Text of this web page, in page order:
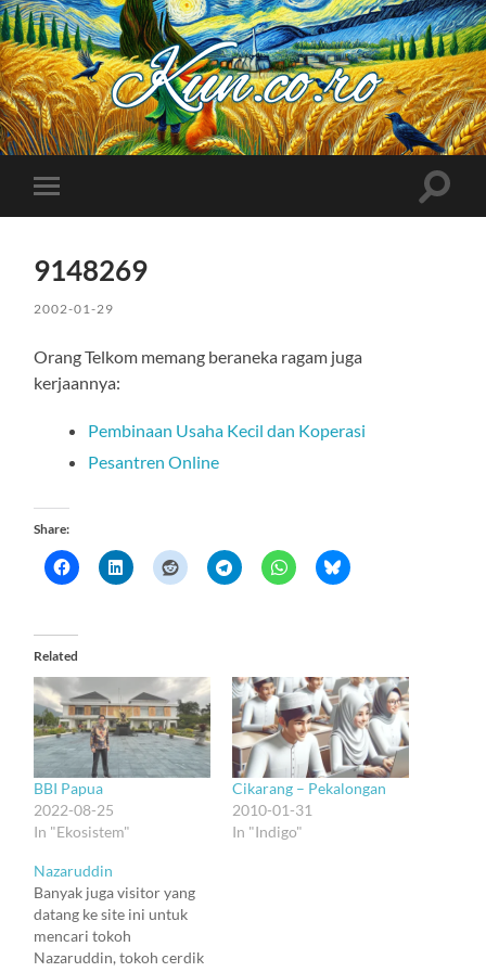
Kuncoro++
Toggle
mobile
Toggle
9148269
2002-01-29
Orang Telkom memang beraneka ragam juga
kerjaannya:
Pembinaan Usaha Kecil dan Koperasi
Pesantren Online
Share:
Related
BBI Papua
2022-08-25
In "Ekosistem"
Cikarang – Pekalongan
2010-01-31
In "Indigo"
Nazaruddin
Banyak juga visitor yang
datang ke site ini untuk
mencari tokoh
Nazaruddin, tokoh cerdik